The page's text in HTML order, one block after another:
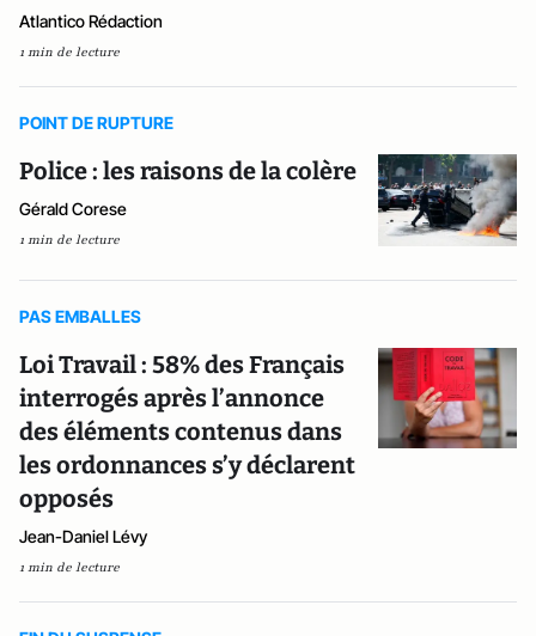
Atlantico Rédaction
1 min de lecture
POINT DE RUPTURE
Police : les raisons de la colère
Gérald Corese
1 min de lecture
PAS EMBALLES
Loi Travail : 58% des Français
interrogés après l’annonce
des éléments contenus dans
les ordonnances s’y déclarent
opposés
Jean-Daniel Lévy
1 min de lecture